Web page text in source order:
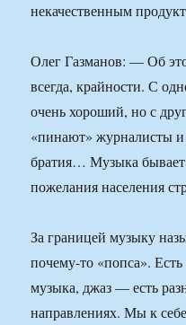
некачественным
Олег Газманов: — Об
всегда, крайности. С
очень хороший, но с
«пинают» журналисты
братия… Музыка бывает
пожелания населения
За границей музыку
почему-то «попса».
музыка, джаз — есть
направлениях. Мы к